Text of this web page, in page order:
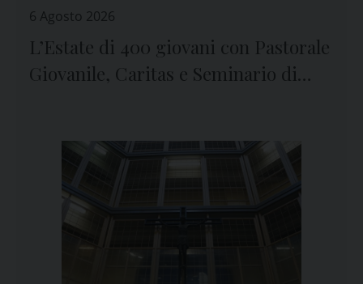
6 Agosto 2026
L’Estate di 400 giovani con Pastorale
Giovanile, Caritas e Seminario di